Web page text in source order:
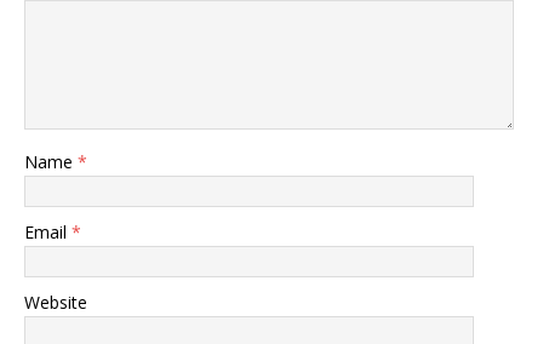
Name *
Email *
Website